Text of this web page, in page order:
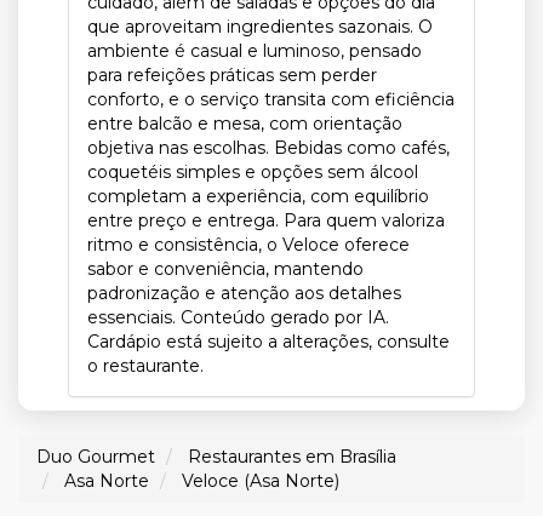
que aproveitam ingredientes sazonais. O
ambiente é casual e luminoso, pensado
para refeições práticas sem perder
conforto, e o serviço transita com eficiência
entre balcão e mesa, com orientação
objetiva nas escolhas. Bebidas como cafés,
coquetéis simples e opções sem álcool
completam a experiência, com equilíbrio
entre preço e entrega. Para quem valoriza
ritmo e consistência, o Veloce oferece
sabor e conveniência, mantendo
padronização e atenção aos detalhes
essenciais. Conteúdo gerado por IA.
Cardápio está sujeito a alterações, consulte
o restaurante.
Duo Gourmet
Restaurantes em Brasília
Asa Norte
Veloce (Asa Norte)